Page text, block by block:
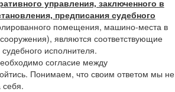
управления, заключенного в
предписания судебного
помещения, машино-места в
являются соответствующие
исполнителя.
согласие между
Понимаем, что своим ответом мы не
себя.